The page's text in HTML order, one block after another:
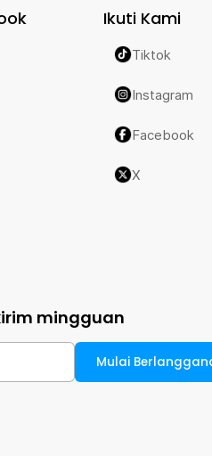
Ikuti Kami
Tiktok
Instagram
Facebook
X
mingguan
Mulai